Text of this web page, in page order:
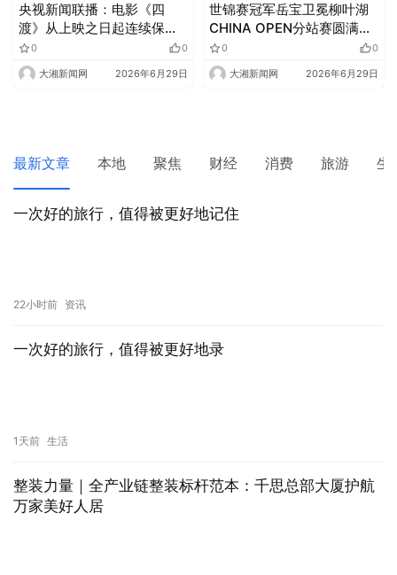
央视新闻联播：电影《四
渡》从上映之日起连续保持
单日票房冠军
0 0
大湘新闻网 2026年6月29日
世锦赛冠军岳宝卫冕柳叶湖
CHINA OPEN分站赛圆满闭
幕0 0
大湘新闻网 2026年6月29日
最新文章 本地 聚焦 财经 消费 旅游 生
一次好的旅行，值得被更好地记住
22小时前 资讯
一次好的旅行，值得被更好地录
1天前 生活
整装力量｜全产业链整装标杆范本：千思总部大厦护航
万家美好人居